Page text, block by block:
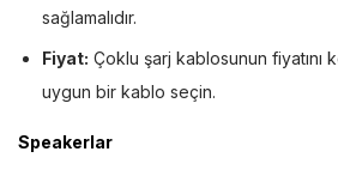
sağlamalıdır.
Fiyat: Çoklu şarj kablosunun fiyatını
uygun bir kablo seçin.
Speakerlar